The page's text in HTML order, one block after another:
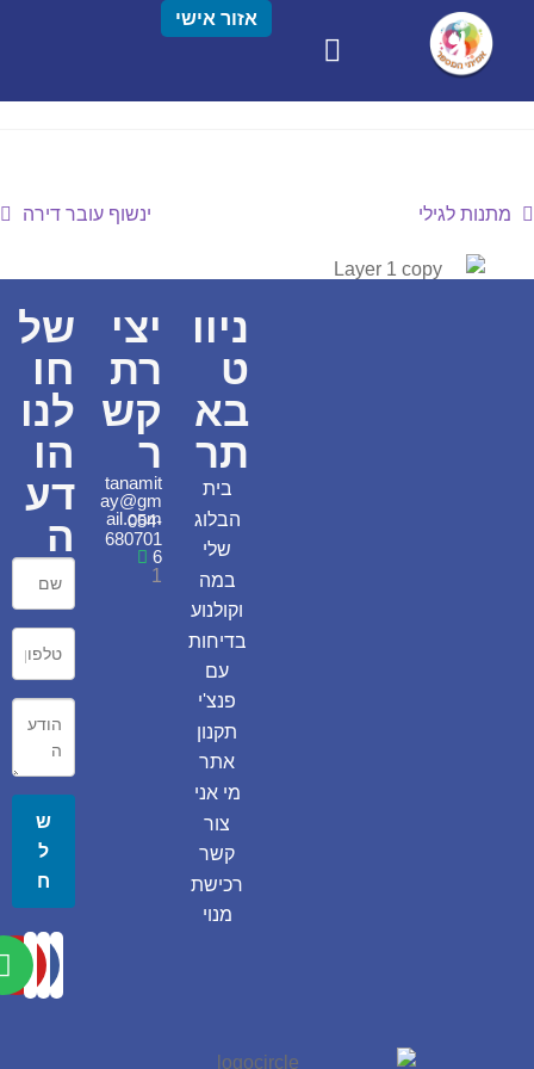
אזור אישי
מתנות לגילי ינשוף עובר דירה
ניוו
ט
בא
תר
בית
הבלוג
שלי
במה
וקולנוע
בדיחות
עם
פנצ'י
תקנון
אתר
מי אני
צור
קשר
רכישת
מנוי
יצי
רת
קש
ר
tanamit
ay@gm
ail.com
054-
680701
6
1
של
חו
לנו
הו
דע
ה
ש
ל
ח